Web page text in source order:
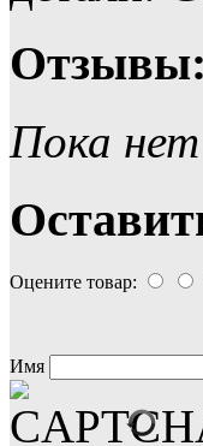
Пока
Оцените товар:
Имя